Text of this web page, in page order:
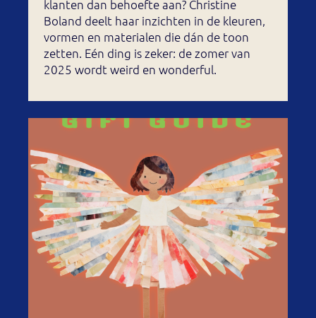
klanten dan behoefte aan? Christine
Boland deelt haar inzichten in de kleuren,
vormen en materialen die dán de toon
zetten. Eén ding is zeker: de zomer van
2025 wordt weird en wonderful.